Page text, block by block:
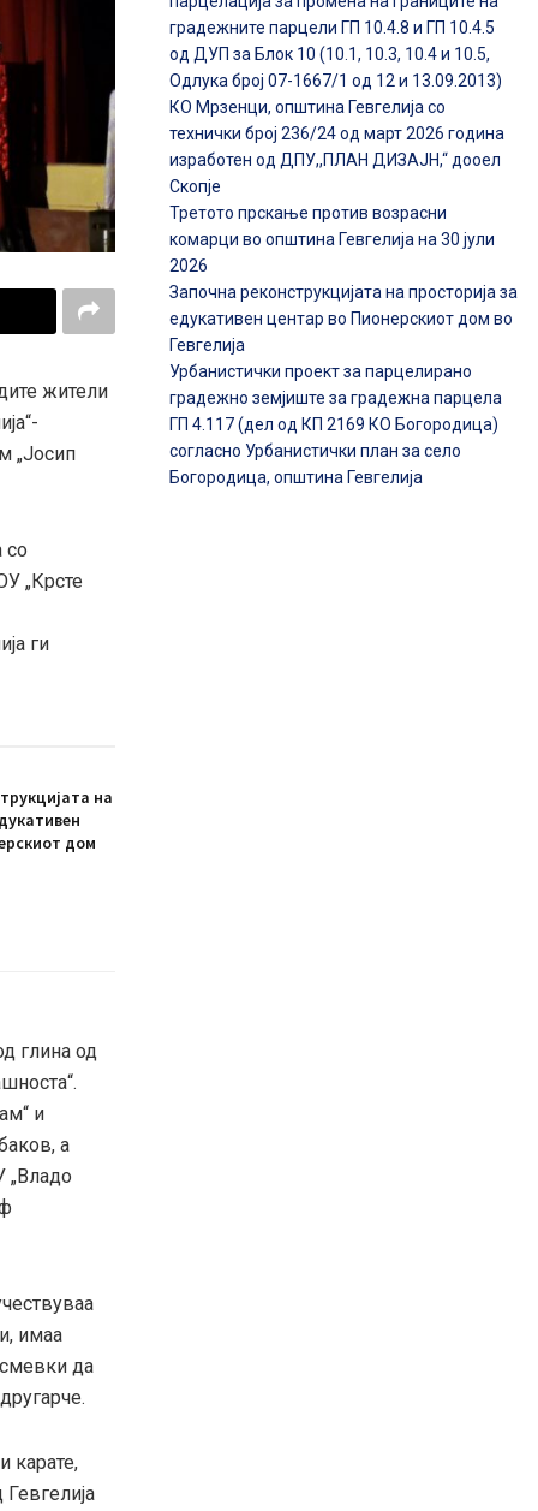
жители
„Јосип
со
„Крсте
ги
на
дом
глина од
и
а
„Владо
имаа
да
карате,
градежните парцели ГП 10.4.8 и ГП 10.4.5
од ДУП за Блок 10 (10.1, 10.3, 10.4 и 10.5,
Одлука број 07-1667/1 од 12 и 13.09.2013)
КО Мрзенци, општина Гевгелија со
технички број 236/24 од март 2026 година
изработен од ДПУ,,ПЛАН ДИЗАЈН,“ дооел
Скопје
Третото прскање против возрасни
комарци во општина Гевгелија на 30 јули
2026
Започна реконструкцијата на просторија за
едукативен центар во Пионерскиот дом во
Гевгелија
Урбанистички проект за парцелирано
градежно земјиште за градежна парцела
ГП 4.117 (дел од КП 2169 КО Богородица)
согласно Урбанистички план за село
Богородица, општина Гевгелија